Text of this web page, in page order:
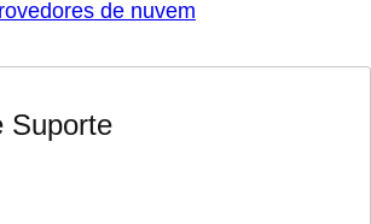
de nuvem
Suporte